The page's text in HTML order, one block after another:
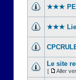
★★★
★★★
Le site
[ Aller